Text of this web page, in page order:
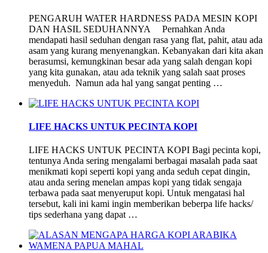
PENGARUH WATER HARDNESS PADA MESIN KOPI
DAN HASIL SEDUHANNYA Pernahkan Anda
mendapati hasil seduhan dengan rasa yang flat, pahit, atau ada
asam yang kurang menyenangkan. Kebanyakan dari kita akan
berasumsi, kemungkinan besar ada yang salah dengan kopi
yang kita gunakan, atau ada teknik yang salah saat proses
menyeduh. Namun ada hal yang sangat penting …
LIFE HACKS UNTUK PECINTA KOPI
LIFE HACKS UNTUK PECINTA KOPI Bagi pecinta kopi,
tentunya Anda sering mengalami berbagai masalah pada saat
menikmati kopi seperti kopi yang anda seduh cepat dingin,
atau anda sering menelan ampas kopi yang tidak sengaja
terbawa pada saat menyeruput kopi. Untuk mengatasi hal
tersebut, kali ini kami ingin memberikan beberpa life hacks/
tips sederhana yang dapat …